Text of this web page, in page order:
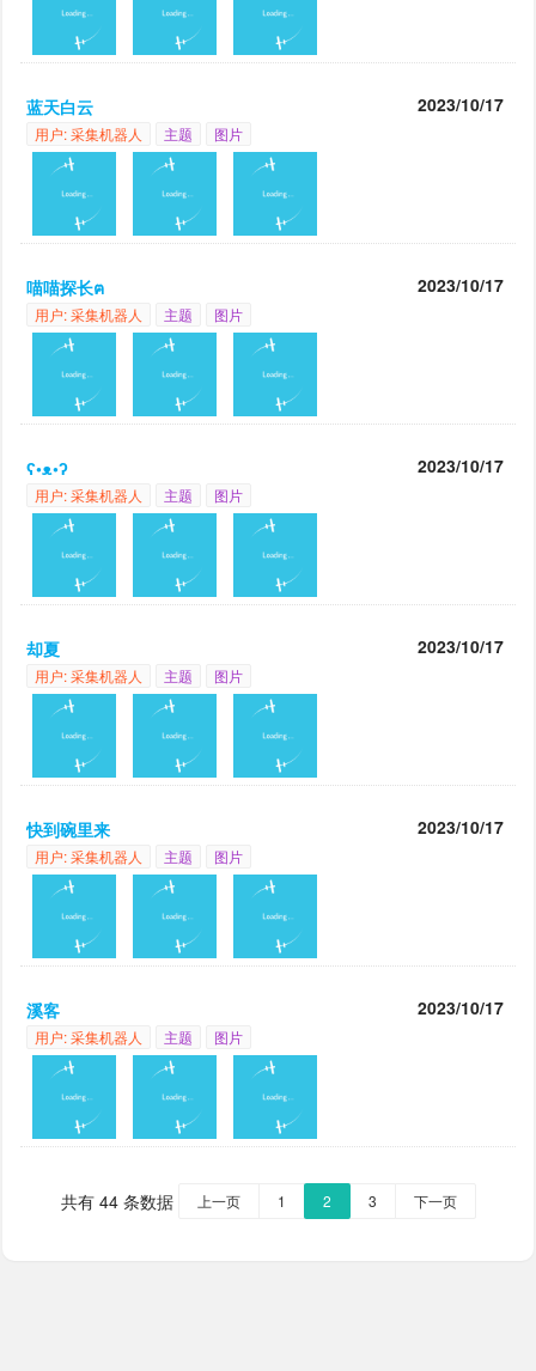
蓝天白云 2023/10/17
用户: 采集机器人 主题 图片
喵喵探长ฅ 2023/10/17
用户: 采集机器人 主题 图片
ʕ•ᴥ•ʔ 2023/10/17
用户: 采集机器人 主题 图片
却夏 2023/10/17
用户: 采集机器人 主题 图片
快到碗里来 2023/10/17
用户: 采集机器人 主题 图片
溪客 2023/10/17
用户: 采集机器人 主题 图片
共有 44 条数据 上一页 1 2 3 下一页